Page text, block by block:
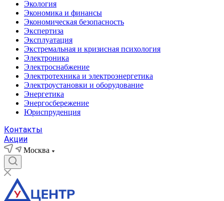
Экология
Экономика и финансы
Экономическая безопасность
Экспертиза
Эксплуатация
Экстремальная и кризисная психология
Электроника
Электроснабжение
Электротехника и электроэнергетика
Электроустановки и оборудование
Энергетика
Энергосбережение
Юриспруденция
Контакты
Акции
Москва